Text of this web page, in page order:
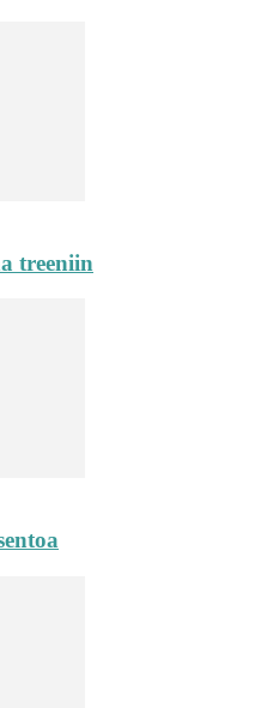
treeniin